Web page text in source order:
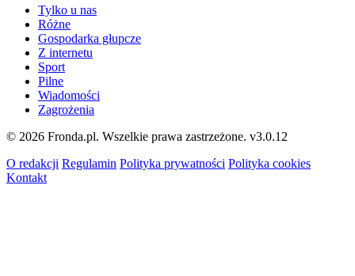
Tylko u nas
Różne
Gospodarka głupcze
Z internetu
Sport
Pilne
Wiadomości
Zagrożenia
© 2026 Fronda.pl. Wszelkie prawa zastrzeżone. v3.0.12
O redakcji Regulamin Polityka prywatności Polityka cookies
Kontakt